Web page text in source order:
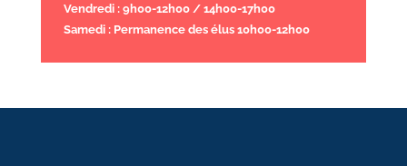
Vendredi : 9h00-12h00 / 14h00-17h00
Samedi : Permanence des élus 10h00-12h00